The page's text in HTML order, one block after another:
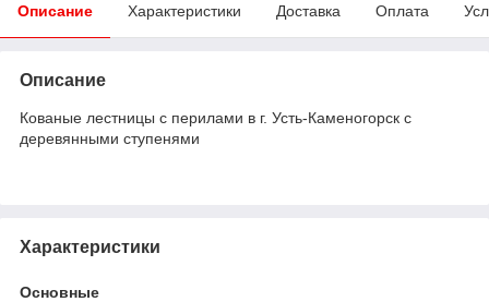
Описание Характеристики Доставка Оплата
Описание
Кованые лестницы с перилами в г. Усть-Каменогорск с
деревянными ступенями
Характеристики
Основные